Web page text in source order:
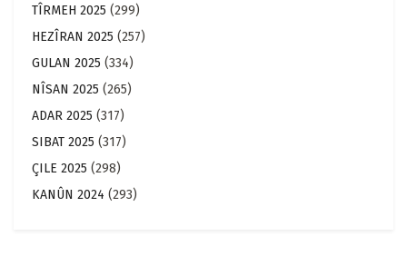
TÎRMEH 2025 (299)
HEZÎRAN 2025 (257)
GULAN 2025 (334)
NÎSAN 2025 (265)
ADAR 2025 (317)
SIBAT 2025 (317)
ÇILE 2025 (298)
KANÛN 2024 (293)